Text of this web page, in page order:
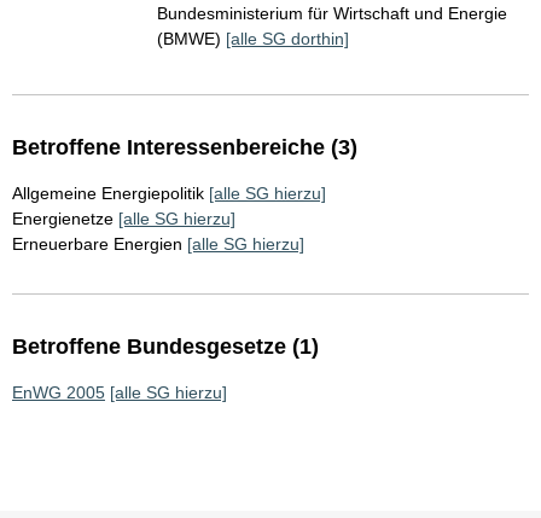
Bundesministerium für Wirtschaft und Energie
(BMWE) [alle SG dorthin]
Betroffene Interessenbereiche (3)
Allgemeine Energiepolitik [alle SG hierzu]
Energienetze [alle SG hierzu]
Erneuerbare Energien [alle SG hierzu]
Betroffene Bundesgesetze (1)
EnWG 2005 [alle SG hierzu]